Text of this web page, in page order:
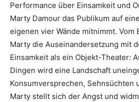
Performance über Einsamkeit und
Marty Damour das Publikum auf
eigenen vier Wände mitnimmt. Vom
Marty die Auseinandersetzung mit
Einsamkeit als ein Objekt-Theater:
Dingen wird eine Landschaft
Konsumversprechen, Sehnsüchten
Marty stellt sich der Angst und